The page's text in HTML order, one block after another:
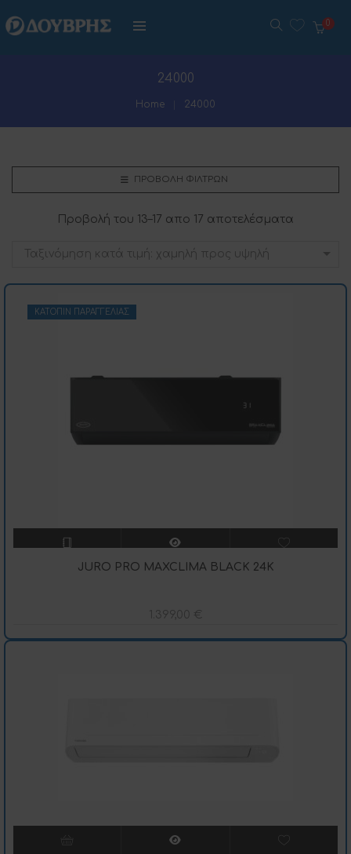
24000
Home 24000
ΠΡΟΒΟΛΉ ΦΊΛΤΡΩΝ
Προβολή του 13–17 απο 17 αποτελέσματα
Ταξινόμηση κατά τιμή: χαμηλή προς υψηλή
ΚΑΤΌΠΙΝ ΠΑΡΑΓΓΕΛΊΑΣ
JURO PRO MAXCLIMA BLACK 24K
1.399,00 €